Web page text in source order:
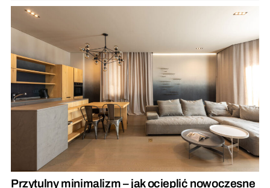
Przytulny minimalizm – jak ocieplić nowoczesne